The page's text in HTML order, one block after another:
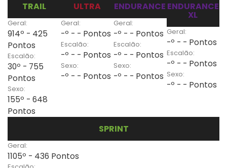
TRAIL
Geral:
914º - 425
Pontos
Escalão:
30º - 755
Pontos
Sexo:
155º - 648
Pontos
ULTRA
Geral:
-º - - Pontos
Escalão:
-º - - Pontos
Sexo:
-º - - Pontos
ENDURANCE
Geral:
-º - - Pontos
Escalão:
-º - - Pontos
Sexo:
-º - - Pontos
ENDURANCE
XL
Geral:
-º - - Pontos
Escalão:
-º - - Pontos
Sexo:
-º - - Pontos
SPRINT
Geral:
1105º - 436 Pontos